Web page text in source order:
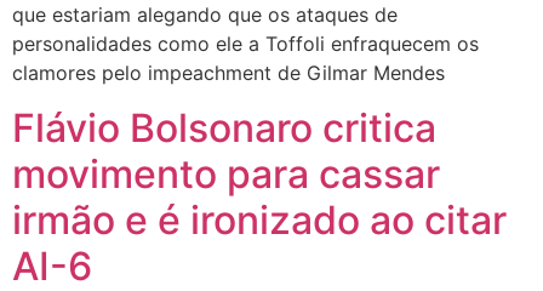
que estariam alegando que os ataques de
personalidades como ele a Toffoli enfraquecem os
clamores pelo impeachment de Gilmar Mendes
Flávio Bolsonaro critica
movimento para cassar
irmão e é ironizado ao citar
AI-6